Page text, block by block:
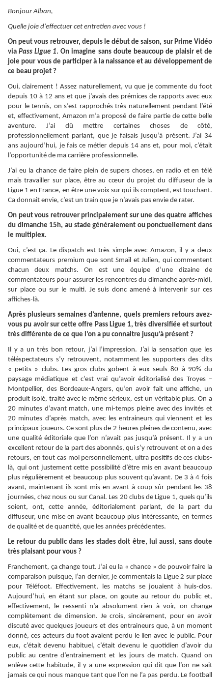
Bonjour Alban,
Quelle joie d’effectuer cet entretien avec vous !
On peut vous retrouver, depuis le début de saison, sur Prime Vidéo
viaPass Ligue 1. On imagine sans doute beaucoup de plaisir et de
joie pour vous de participer à la naissance et au développement de
ce beau projet ?
Oui, clairement ! Assez naturellement, vu que je commente du foot
depuis 10 à 12 ans et que j’avais des prémices de rapports avec eux
pour le tennis, on s’est rapprochés très naturellement pendant l’été
et, effectivement, Amazon m’a proposé de faire partie de cette belle
aventure. J’ai dû mettre certaines choses de côté,
professionnellement parlant, que je faisais jusqu’à présent. J’ai 34
ans aujourd’hui, je fais ce métier depuis 14 ans et, pour moi, c’était
l’opportunité de ma carrière professionnelle.
J’ai eu la chance de faire plein de supers choses, en radio et en télé
mais travailler sur place, être au cœur du projet du diffuseur de la
Ligue 1 en France, en être une voix sur qui ils comptent, est touchant.
Ca donnait envie, c’est un train que je n’avais pas envie de rater.
On peut vous retrouver principalement sur une des quatre affiches
du dimanche 15h, au stade généralement ou ponctuellement dans
le multiplex.
Oui, c’est ça. Le dispatch est très simple avec Amazon, il y a deux
commentateurs premium que sont Smail et Julien, qui commentent
chacun deux matchs. On est une équipe d’une dizaine de
commentateurs pour assurer les rencontres du dimanche après-midi,
sur place ou sur le multi. Je suis donc amené à intervenir sur ces
affiches-là.
Après plusieurs semaines d’antenne, quels premiers retours avez-
vous pu avoir sur cette offre Pass Ligue 1, très diversifiée et surtout
très différente de ce que l’on a pu connaitre jusqu’à présent ?
Il y a un très bon retour, j’ai l’impression. J’ai la sensation que les
téléspectateurs s’y retrouvent, notamment les supporters des dits
« petits » clubs. Les gros clubs gobent à eux seuls 80 à 90% du
paysage médiatique et c’est vrai qu’avoir éditorialisé des Troyes –
Montpellier, des Bordeaux-Angers, qu’en avoir fait une affiche, un
produit isolé, traité avec le même sérieux, est un véritable plus. On a
20 minutes d’avant match, une mi-temps pleine avec des invités et
20 minutes d’après match, avec les entraineurs qui viennent et les
principaux joueurs. Ce sont plus de 2 heures pleines de contenu, avec
une qualité éditoriale que l’on n’avait pas jusqu’à présent. Il y a un
excellent retour de la part des abonnés, qui s’y retrouvent et on a des
retours, en tout cas moi personnellement, ultra positifs de ces clubs-
là, qui ont justement cette possibilité d’être mis en avant beaucoup
plus régulièrement et beaucoup plus souvent qu’avant. De 3 à 4 fois
avant, maintenant ils sont mis en avant à coup sûr pendant les 38
journées, chez nous ou sur Canal. Les 20 clubs de Ligue 1, quels qu’ils
soient, ont, cette année, éditorialement parlant, de la part du
diffuseur, une mise en avant beaucoup plus intéressante, en termes
de qualité et de quantité, que les années précédentes.
Le retour du public dans les stades doit être, lui aussi, sans doute
très plaisant pour vous ?
Franchement, ça change tout. J’ai eu la « chance » de pouvoir faire la
comparaison puisque, l’an dernier, je commentais la Ligue 2 sur place
pour Téléfoot. Effectivement, les matchs se jouaient à huis-clos.
Aujourd’hui, en étant sur place, on goute au retour du public et,
effectivement, le ressenti n’a absolument rien à voir, on change
complètement de dimension. Je crois, sincèrement, pour en avoir
discuté avec quelques joueurs et des entraineurs que, à un moment
donné, ces acteurs du foot avaient perdu le lien avec le public. Pour
eux, c’était devenu habituel, c’était devenu le quotidien d’avoir du
public au centre d’entrainement et les jours de match. Quand on
enlève cette habitude, il y a une expression qui dit que l’on ne sait
jamais ce qui nous manque tant que l’on ne l’a pas perdu. Le football